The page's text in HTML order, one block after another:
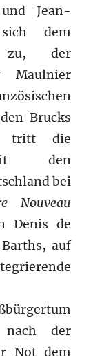
Jean-
dem
zu, der
Maulnier
Brucks
tritt die
mit den
bei
Nouveau
Denis de
auf
nach der
Not dem